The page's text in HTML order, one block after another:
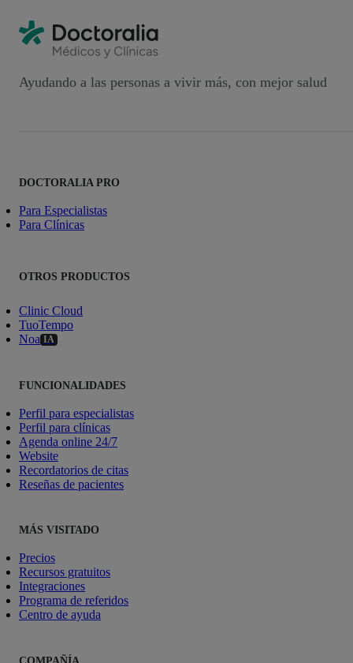
Ayudando a las personas a vivir más, con mejor salud
DOCTORALIA PRO
Para Especialistas
Para Clínicas
OTROS PRODUCTOS
Clinic Cloud
TuoTempo
Noa IA
FUNCIONALIDADES
Perfil para especialistas
Perfil para clínicas
Agenda online 24/7
Website
Recordatorios de citas
Reseñas de pacientes
MÁS VISITADO
Precios
Recursos gratuitos
Integraciones
Programa de referidos
Centro de ayuda